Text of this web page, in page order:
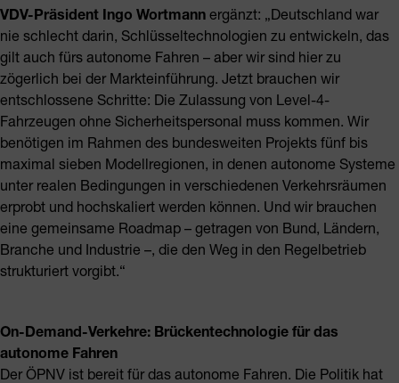
VDV-Präsident Ingo Wortmann ergänzt: „Deutschland war
nie schlecht darin, Schlüsseltechnologien zu entwickeln, das
gilt auch fürs autonome Fahren – aber wir sind hier zu
zögerlich bei der Markteinführung. Jetzt brauchen wir
entschlossene Schritte: Die Zulassung von Level-4-
Fahrzeugen ohne Sicherheitspersonal muss kommen. Wir
benötigen im Rahmen des bundesweiten Projekts fünf bis
maximal sieben Modellregionen, in denen autonome Systeme
unter realen Bedingungen in verschiedenen Verkehrsräumen
erprobt und hochskaliert werden können. Und wir brauchen
eine gemeinsame Roadmap – getragen von Bund, Ländern,
Branche und Industrie –, die den Weg in den Regelbetrieb
strukturiert vorgibt.“
On-Demand-Verkehre: Brückentechnologie für das
autonome Fahren
Der ÖPNV ist bereit für das autonome Fahren. Die Politik hat